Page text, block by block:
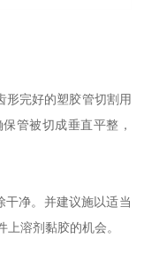
形完好的塑胶管切割用
管被切成垂直平整，
干净。并建议施以适当
溶剂黏胶的机会。